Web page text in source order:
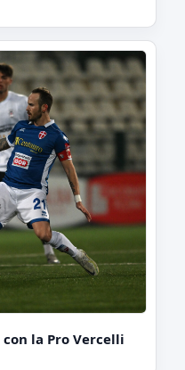
la Pro Vercelli